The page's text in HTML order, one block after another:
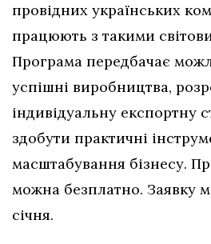
провідних українських
працюють з такими
Програма передбачає
успішні виробництва,
індивідуальну експортну
здобути практичні
масштабування бізнесу.
можна безплатно. Заявку
січня.